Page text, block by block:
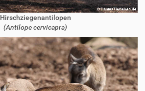
Hirschziegenantilopen
(Antilope cervicapra)